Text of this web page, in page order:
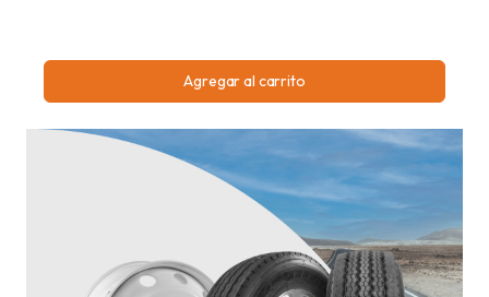
Agregar al carrito